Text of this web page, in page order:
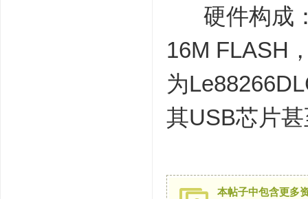
硬件构成：
16M FLASH
为
其USB芯片
本帖子中包含更多